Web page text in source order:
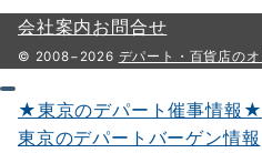
会社案内お問合せ
© 2008−2026 デパート・百貨店の
★東京のデパート催事情報★
東京のデパートバーゲン情報